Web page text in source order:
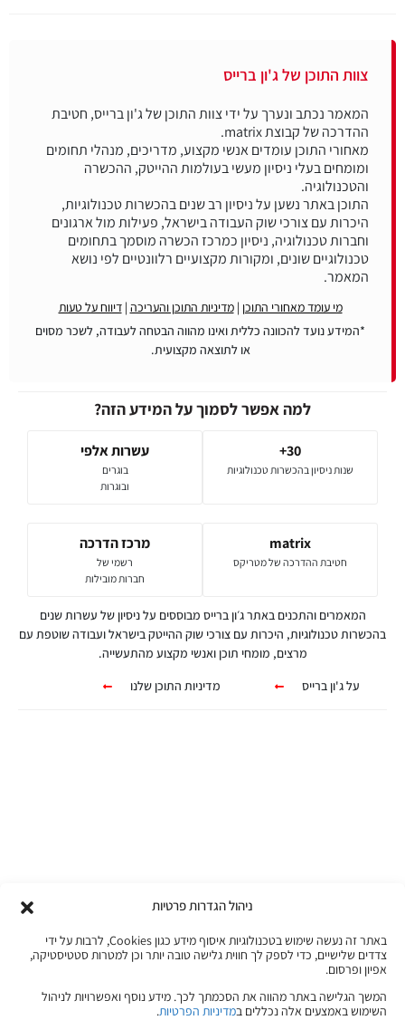
ניהול הגדרות פרטיות
באתר זה נעשה שימוש בטכנולוגיות איסוף מידע כגון Cookies, לרבות על ידי
צדדים שלישיים, כדי לספק לך חווית גלישה טובה יותר וכן למטרות סטטיסטיקה,
אפיון ופרסום.
המשך הגלישה באתר מהווה את הסכמתך לכך. מידע נוסף ואפשרויות לניהול
השימוש באמצעים אלה נכללים במדיניות הפרטיות.
צוות התוכן של ג'ון ברייס
המאמר נכתב ונערך על ידי צוות התוכן של ג'ון ברייס, חטיבת
מאחורי התוכן עומדים אנשי מקצוע, מדריכים, מנהלי תחומים
ומומחים בעלי ניסיון מעשי בעולמות ההייטק, ההכשרה
התוכן באתר נשען על ניסיון רב שנים בהכשרות טכנולוגיות,
היכרות עם צורכי שוק העבודה בישראל, פעילות מול ארגונים
וחברות טכנולוגיה, ניסיון כמרכז הכשרה מוסמך בתחומים
טכנולוגיים שונים, ומקורות מקצועיים רלוונטיים לפי נושא
המאמר.
מי עומד מאחורי התוכן |מדיניות התוכן והעריכה |דיווח על טעות
*המידע נועד להכוונה כללית ואינו מהווה הבטחה לעבודה, לשכר מסוים
או לתוצאה מקצועית.
למה אפשר לסמוך על המידע הזה?
30+
שנות ניסיון בהכשרות טכנולוגיות
עשרות אלפי
בוגרים
ובוגרות
matrix
חטיבת ההדרכה של מטריקס
מרכז הדרכה
רשמי של
חברות מובילות
המאמרים והתכנים באתר ג׳ון ברייס מבוססים על ניסיון של עשרות שנים
בהכשרות טכנולוגיות, היכרות עם צורכי שוק ההייטק בישראל ועבודה שוטפת עם
מרצים, מומחי תוכן ואנשי מקצוע מהתעשייה.
על ג'ון ברייס
מדיניות התוכן שלנו
מכל מקום ובכל זמן שנוח לכם!